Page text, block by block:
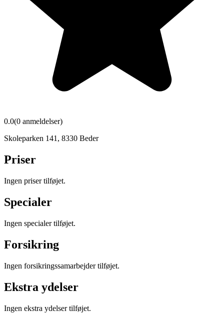
0.0(0 anmeldelser)
Skoleparken 141 , 8330 Beder
Priser
Ingen priser tilføjet.
Specialer
Ingen specialer tilføjet.
Forsikring
Ingen forsikringssamarbejder tilføjet.
Ekstra ydelser
Ingen ekstra ydelser tilføjet.